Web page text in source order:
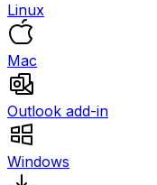
Linux
Mac
Outlook add-in
Windows